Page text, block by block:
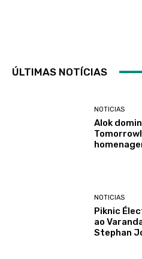
ÚLTIMAS NOTÍCIAS
NOTICIAS
Alok
NOTICIAS
Piknic
ao
Stephan